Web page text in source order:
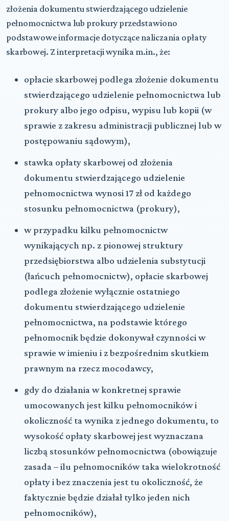
złożenia dokumentu stwierdzającego udzielenie
pełnomocnictwa lub prokury przedstawiono
podstawowe informacje dotyczące naliczania opłaty
skarbowej. Z interpretacji wynika m.in., że:
opłacie skarbowej podlega złożenie dokumentu
stwierdzającego udzielenie pełnomocnictwa lub
prokury albo jego odpisu, wypisu lub kopii (w
sprawie z zakresu administracji publicznej lub w
postępowaniu sądowym),
stawka opłaty skarbowej od złożenia
dokumentu stwierdzającego udzielenie
pełnomocnictwa wynosi 17 zł od każdego
stosunku pełnomocnictwa (prokury),
w przypadku kilku pełnomocnictw
wynikających np. z pionowej struktury
przedsiębiorstwa albo udzielenia substytucji
(łańcuch pełnomocnictw), opłacie skarbowej
podlega złożenie wyłącznie ostatniego
dokumentu stwierdzającego udzielenie
pełnomocnictwa, na podstawie którego
pełnomocnik będzie dokonywał czynności w
sprawie w imieniu i z bezpośrednim skutkiem
prawnym na rzecz mocodawcy,
gdy do działania w konkretnej sprawie
umocowanych jest kilku pełnomocników i
okoliczność ta wynika z jednego dokumentu, to
wysokość opłaty skarbowej jest wyznaczana
liczbą stosunków pełnomocnictwa (obowiązuje
zasada – ilu pełnomocników taka wielokrotność
opłaty i bez znaczenia jest tu okoliczność, że
faktycznie będzie działał tylko jeden nich
pełnomocników),